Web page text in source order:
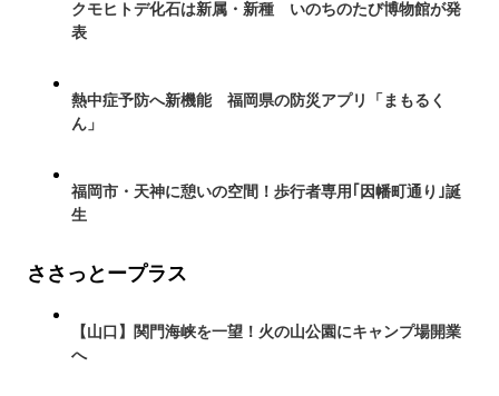
クモヒトデ化石は新属・新種 いのちのたび博物館が発
表
熱中症予防へ新機能 福岡県の防災アプリ「まもるく
ん」
福岡市・天神に憩いの空間！歩行者専用｢因幡町通り｣誕
生
ささっとープラス
【山口】関門海峡を一望！火の山公園にキャンプ場開業
へ